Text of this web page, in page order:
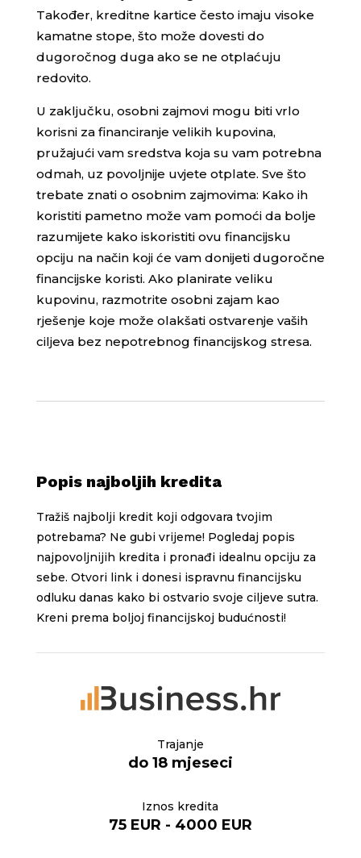
Također, kreditne kartice često imaju visoke
kamatne stope, što može dovesti do
dugoročnog duga ako se ne otplaćuju
redovito.
U zaključku, osobni zajmovi mogu biti vrlo
korisni za financiranje velikih kupovina,
pružajući vam sredstva koja su vam potrebna
odmah, uz povoljnije uvjete otplate. Sve što
trebate znati o osobnim zajmovima: Kako ih
koristiti pametno može vam pomoći da bolje
razumijete kako iskoristiti ovu financijsku
opciju na način koji će vam donijeti dugoročne
financijske koristi. Ako planirate veliku
kupovinu, razmotrite osobni zajam kao
rješenje koje može olakšati ostvarenje vaših
ciljeva bez nepotrebnog financijskog stresa.
Popis najboljih kredita
Tražiš najbolji kredit koji odgovara tvojim
potrebama? Ne gubi vrijeme! Pogledaj popis
najpovoljnijih kredita i pronađi idealnu opciju za
sebe. Otvori link i donesi ispravnu financijsku
odluku danas kako bi ostvario svoje ciljeve sutra.
Kreni prema boljoj financijskoj budućnosti!
Trajanje
do 18 mjeseci
Iznos kredita
75 EUR - 4000 EUR